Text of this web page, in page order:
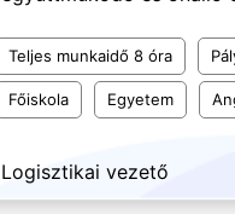
Teljes munkaidő 8 óra
Főiskola Egyetem
Logisztikai vezető